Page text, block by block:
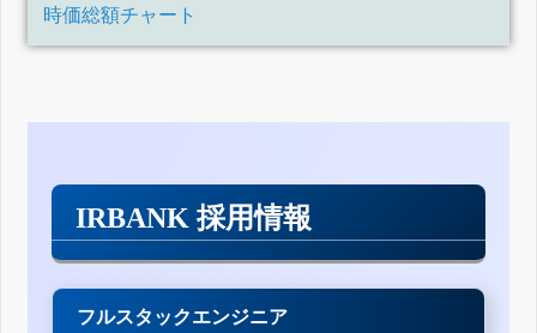
時価総額チャート
IRBANK 採用情報
フルスタックエンジニア